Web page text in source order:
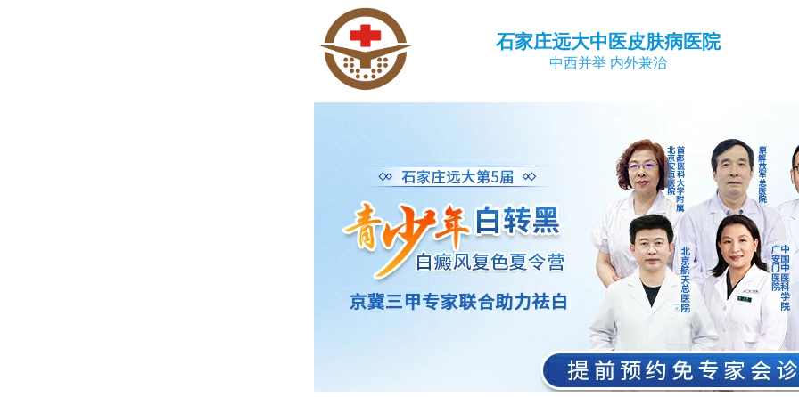
石家庄远大中医皮肤病医院
中西并举 内外兼治